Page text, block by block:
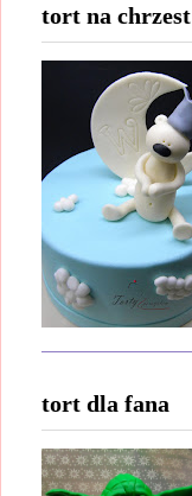
tort na chrzest
tort dla fana